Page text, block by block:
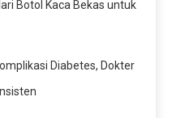
Botol Kaca Bekas untuk
Diabetes, Dokter